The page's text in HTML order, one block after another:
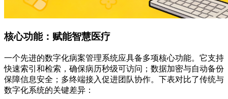
核心功能：赋能智慧医疗
一个先进的数字化病案管理系统应具备多项核心功能。它支持
快速索引和检索，确保病历秒级可访问；数据加密与自动备份
保障信息安全；多终端接入促进团队协作。下表对比了传统与
数字化系统的关键差异：